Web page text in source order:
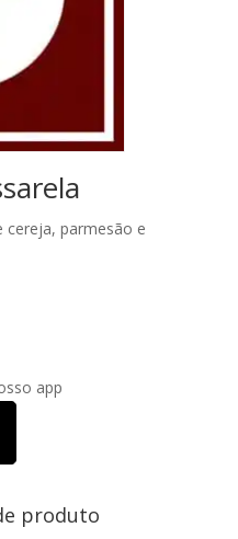
parmesão e
app
produto